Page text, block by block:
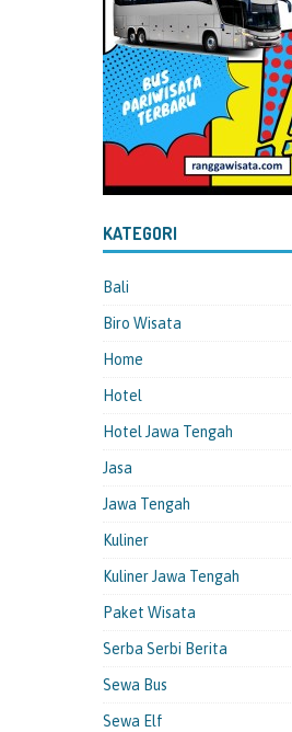
KATEGORI
Bali
Biro Wisata
Home
Hotel
Hotel Jawa Tengah
Jasa
Jawa Tengah
Kuliner
Kuliner Jawa Tengah
Paket Wisata
Serba Serbi Berita
Sewa Bus
Sewa Elf